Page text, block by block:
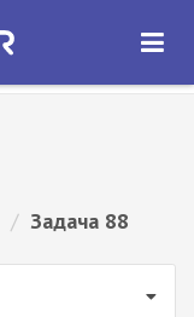
ОТКРЫТЬ
/ Задача 88